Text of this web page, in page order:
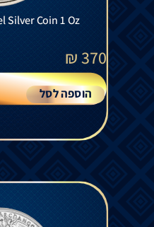
Silver Coin 1 Oz
370
₪
הוספה לסל